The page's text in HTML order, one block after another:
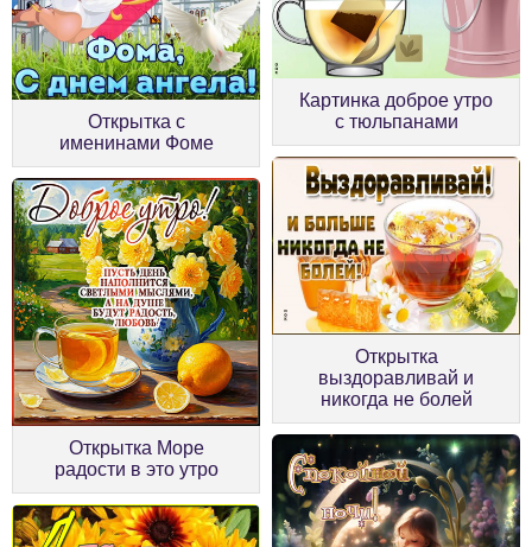
Открытка с
именинами Фоме
Картинка доброе утро
с тюльпанами
Открытка Море
радости в это утро
Открытка
выздоравливай и
никогда не болей